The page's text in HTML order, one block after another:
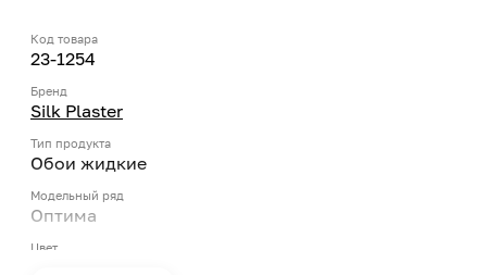
Код товара
23-1254
Бренд
Silk Plaster
Тип продукта
Обои жидкие
Модельный ряд
Оптима
Цвет